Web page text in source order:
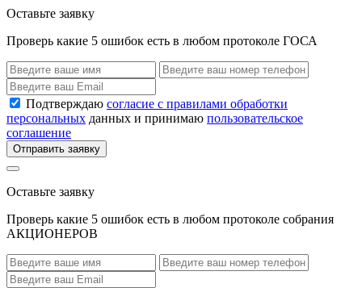
Оставьте заявку
Проверь какие 5 ошибок есть в любом протоколе ГОСА
Подтверждаю согласие с правилами обработки
персональных данных и принимаю пользовательское
соглашение
Отправить заявку
Оставьте заявку
Проверь какие 5 ошибок есть в любом протоколе собрания
АКЦИОНЕРОВ